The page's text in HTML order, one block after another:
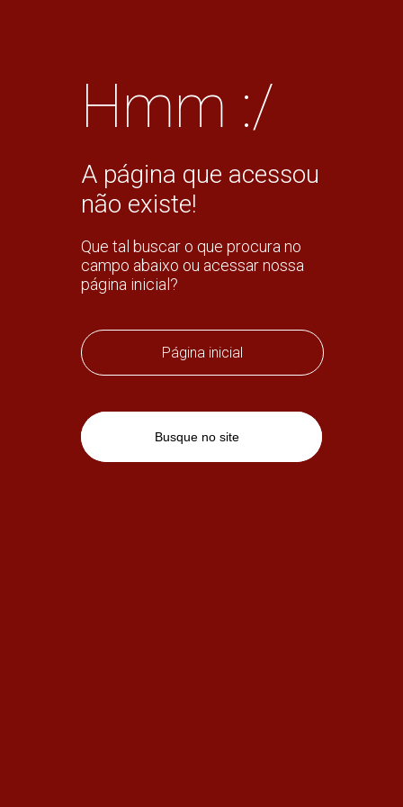
Hmm :/
A página que acessou
não existe!
Que tal buscar o que procura no
campo abaixo ou acessar nossa
página inicial?
Página inicial